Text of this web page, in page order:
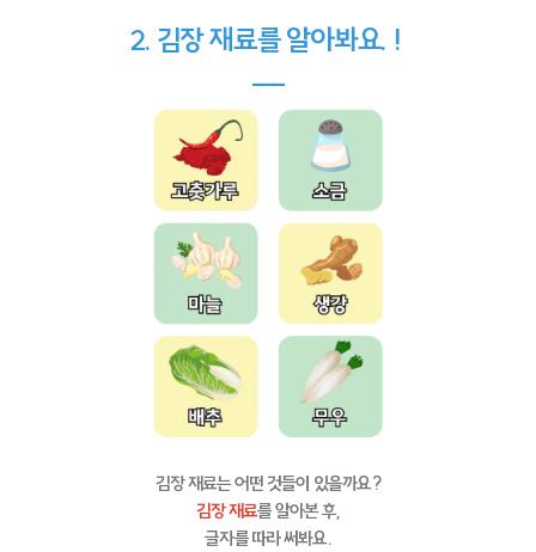
2. 김장 재료를 알아봐요. !
---
김장 재료는 어떤 것들이 있을까요?
김장 재료를 알아본 후,
글자를 따라 써봐요.